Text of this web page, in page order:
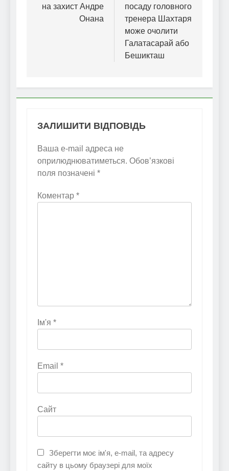
на захист Андре
Онана
посаду головного
тренера Шахтаря
може очолити
Галатасарай або
Бешикташ
ЗАЛИШИТИ ВІДПОВІДЬ
Ваша e-mail адреса не
оприлюднюватиметься. Обов’язкові
поля позначені *
Коментар *
Ім'я *
Email *
Сайт
Зберегти моє ім'я, e-mail, та адресу
сайту в цьому браузері для моїх